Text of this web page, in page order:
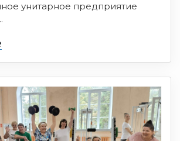
унитарное предприятие